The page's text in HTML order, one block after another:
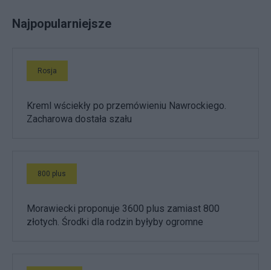
Najpopularniejsze
Rosja
Kreml wściekły po przemówieniu Nawrockiego.
Zacharowa dostała szału
800 plus
Morawiecki proponuje 3600 plus zamiast 800
złotych. Środki dla rodzin byłyby ogromne